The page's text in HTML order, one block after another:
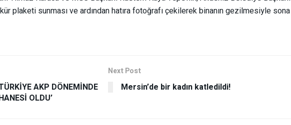
plaketi sunması ve ardından hatıra fotoğrafı çekilerek binanın gezilmesiyle sona
AKP DÖNEMİNDE
OLDU’
Next Post
Mersin’de bir kadın katledildi!